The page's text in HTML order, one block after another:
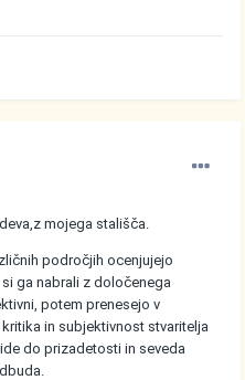
mojega stališča.
področjih ocenjujejo
ga nabrali z določenega
potem prenesejo v
in subjektivnost stvaritelja
do prizadetosti in seveda